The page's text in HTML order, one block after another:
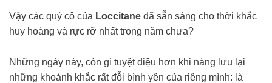
Vậy các quý cô của Loccitane đã sẵn sàng cho thời khắc
huy hoàng và rực rỡ nhất trong năm chưa?
Những ngày này, còn gì tuyệt diệu hơn khi nàng lưu lại
những khoảnh khắc rất đỗi bình yên của riêng mình: là